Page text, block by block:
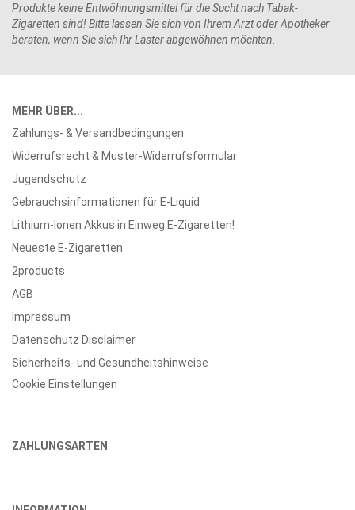
Produkte keine Entwöhnungsmittel für die Sucht nach Tabak-
Zigaretten sind! Bitte lassen Sie sich von Ihrem Arzt oder Apotheker
beraten, wenn Sie sich Ihr Laster abgewöhnen möchten.
MEHR ÜBER...
Zahlungs- & Versandbedingungen
Widerrufsrecht & Muster-Widerrufsformular
Jugendschutz
Gebrauchsinformationen für E-Liquid
Lithium-Ionen Akkus in Einweg E-Zigaretten!
Neueste E-Zigaretten
2products
AGB
Impressum
Datenschutz Disclaimer
Sicherheits- und Gesundheitshinweise
Cookie Einstellungen
ZAHLUNGSARTEN